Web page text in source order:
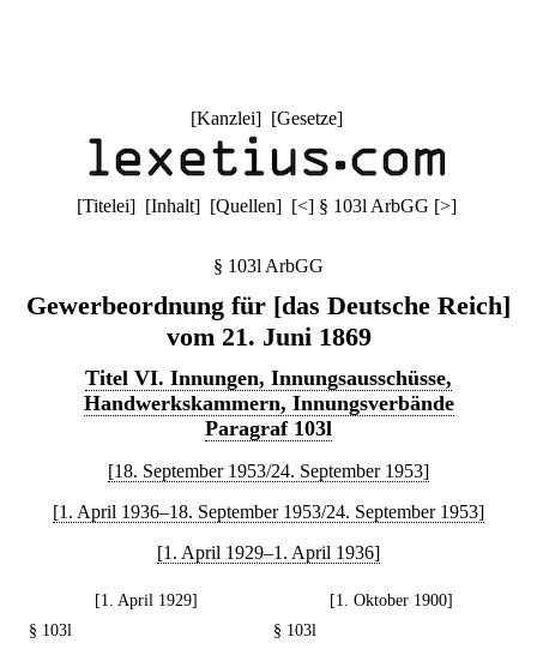
[Kanzlei] [Gesetze]
[Titelei] [Inhalt] [Quellen] [<] § 103l ArbGG [>]
§ 103l ArbGG
Gewerbeordnung für [das Deutsche Reich]
vom 21. Juni 1869
Titel VI. Innungen, Innungsausschüsse,
Handwerkskammern, Innungsverbände
Paragraf 103l
[18. September 1953/24. September 1953]
[1. April 1936–18. September 1953/24. September 1953]
[1. April 1929–1. April 1936]
[1. April 1929]
[1. Oktober 1900]
§ 103l
§ 103l